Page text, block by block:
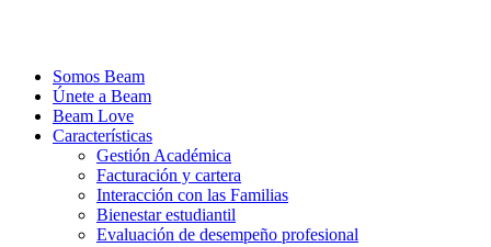
Somos Beam
Únete a Beam
Beam Love
Características
Gestión Académica
Facturación y cartera
Interacción con las Familias
Bienestar estudiantil
Evaluación de desempeño profesional